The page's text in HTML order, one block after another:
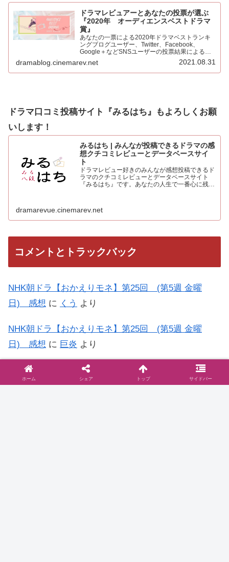
ドラマレビュアーとあなたの投票が選ぶ
『2020年 オーディエンスベストドラマ
賞』
あなたの一票による2020年ドラマベストランキ
ングブログユーザー、Twitter、Facebook、
Google＋などSNSユーザーの投票結果による
2020年ベストドラマ。445票もの投票をいただき
心より感謝申し上げます！！集計の結果を発表…
dramablog.cinemarev.net 2021.08.31
ドラマ口コミ投稿サイト『みるはち』もよろしくお願
いします！
みるはち | みんなが投稿できるドラマの感
想クチコミレビューとデータベースサイ
ト
ドラマレビュー好きのみんなが感想投稿できるド
ラマのクチコミレビューとデータベースサイト
『みるはち』です。あなたの人生で一番心に残っ
dramarevue.cinemarev.net
コメントとトラックバック
NHK朝ドラ【おかえりモネ】第25回 (第5週 金曜
日) 感想 に くう より
NHK朝ドラ【おかえりモネ】第25回 (第5週 金曜
日) 感想 に 巨炎 より
NHK朝ドラ【おかえりモネ】第15回 (第3週 金曜
日) 感想にもう…何がなんだか日記より
ホーム シェア トップ サイドバー